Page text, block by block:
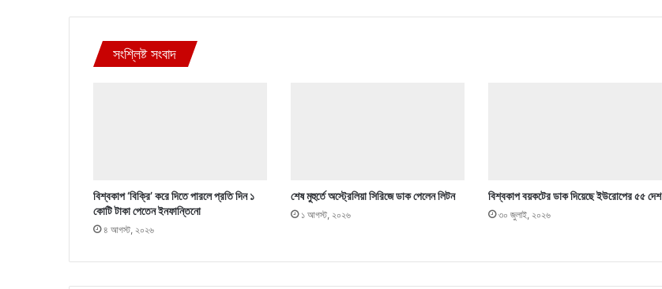
সংশ্লিষ্ট সংবাদ
বিশ্বকাপ ‘বিক্রি’ করে দিতে পারলে প্রতি দিন ১
কোটি টাকা পেতেন ইনফান্তিনো
৪ আগস্ট, ২০২৬
শেষ মুহুর্তে অস্ট্রেলিয়া সিরিজে ডাক পেলেন লিটন
১ আগস্ট, ২০২৬
বিশ্বকাপ বয়কটের ডাক দিয়েছে ইউরোপের ৫৫ দেশ
৩০ জুলাই, ২০২৬